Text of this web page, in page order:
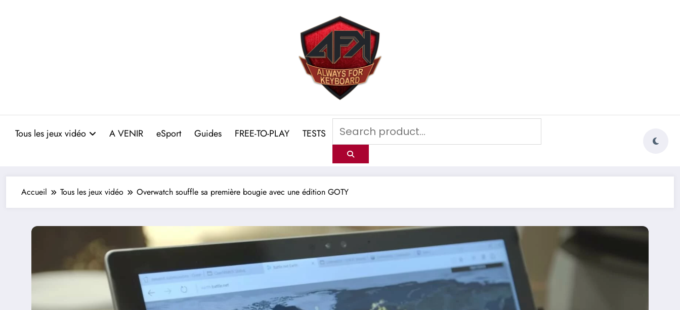
Tous les jeux vidéo A VENIR eSport Guides FREE-TO-PLAY TESTS
Accueil Tous les jeux vidéo Overwatch souffle sa première bougie avec une édition GOTY